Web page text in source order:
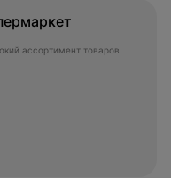
ассортимент товаров